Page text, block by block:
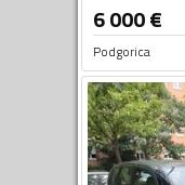
6 000€
Podgorica